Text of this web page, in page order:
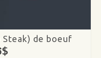
de boeuf
$